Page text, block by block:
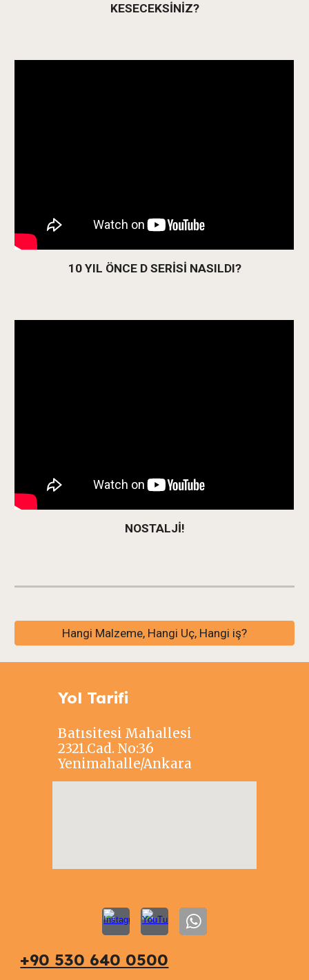
KESECEKSİNİZ?
10 YIL ÖNCE D SERİSİ NASILDI?
NOSTALJİ!
Hangi Malzeme, Hangi Uç, Hangi iş?
Yol Tarifi
Batısitesi Mahallesi
2321.Cad. No:36
Yenimahalle/Ankara
+90 530 640 0500